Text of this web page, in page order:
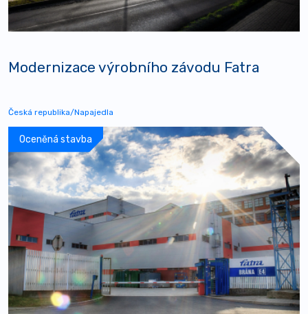
Modernizace výrobního závodu Fatra
Česká republika/Napajedla
Oceněná stavba